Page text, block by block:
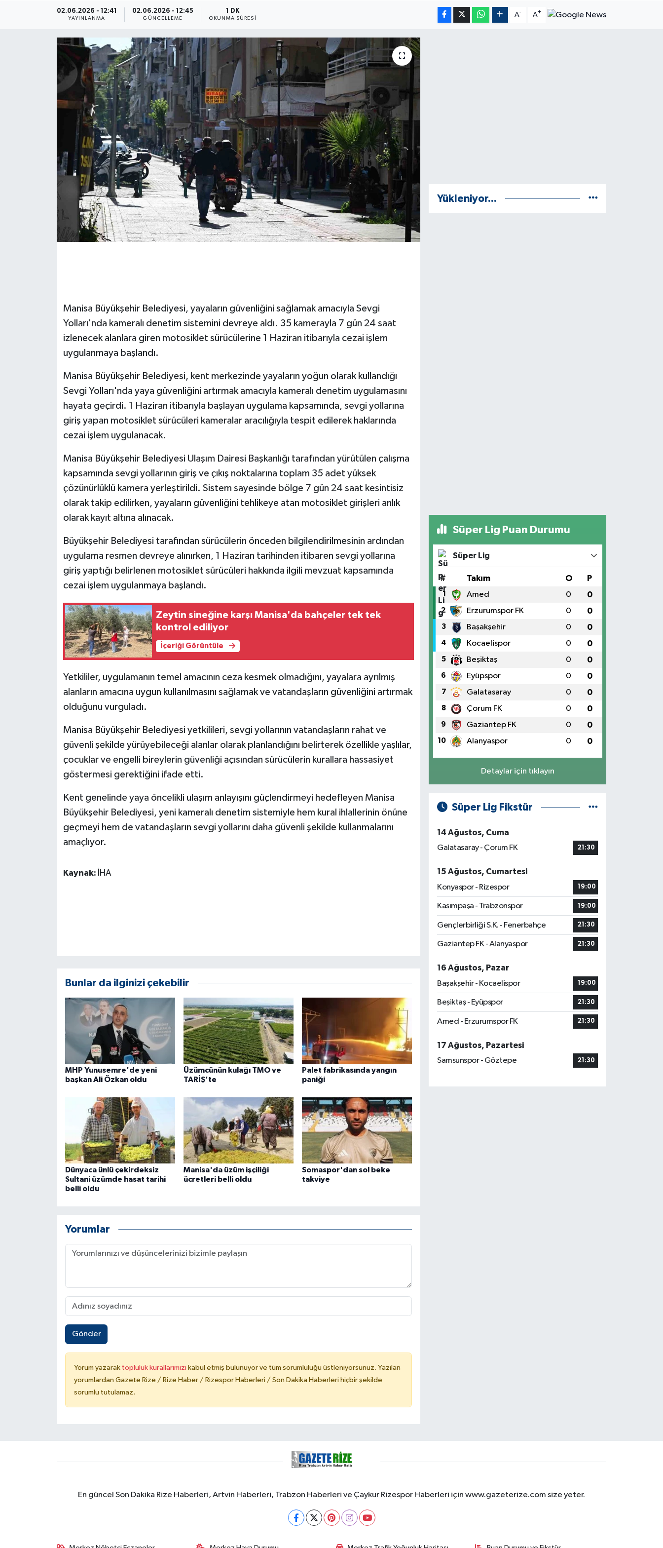
02.06.2026 - 12:41
YAYINLANMA
02.06.2026 - 12:45
GÜNCELLEME
1 DK
OKUNMA SÜRESI
A- A+
Manisa Büyükşehir Belediyesi, yayaların güvenliğini sağlamak amacıyla Sevgi
Yolları'nda kameralı denetim sistemini devreye aldı. 35 kamerayla 7 gün 24 saat
izlenecek alanlara giren motosiklet sürücülerine 1 Haziran itibarıyla cezai işlem
uygulanmaya başlandı.
Manisa Büyükşehir Belediyesi, kent merkezinde yayaların yoğun olarak kullandığı
Sevgi Yolları'nda yaya güvenliğini artırmak amacıyla kameralı denetim uygulamasını
hayata geçirdi. 1 Haziran itibarıyla başlayan uygulama kapsamında, sevgi yollarına
giriş yapan motosiklet sürücüleri kameralar aracılığıyla tespit edilerek haklarında
cezai işlem uygulanacak.
Manisa Büyükşehir Belediyesi Ulaşım Dairesi Başkanlığı tarafından yürütülen çalışma
kapsamında sevgi yollarının giriş ve çıkış noktalarına toplam 35 adet yüksek
çözünürlüklü kamera yerleştirildi. Sistem sayesinde bölge 7 gün 24 saat kesintisiz
olarak takip edilirken, yayaların güvenliğini tehlikeye atan motosiklet girişleri anlık
olarak kayıt altına alınacak.
Büyükşehir Belediyesi tarafından sürücülerin önceden bilgilendirilmesinin ardından
uygulama resmen devreye alınırken, 1 Haziran tarihinden itibaren sevgi yollarına
giriş yaptığı belirlenen motosiklet sürücüleri hakkında ilgili mevzuat kapsamında
cezai işlem uygulanmaya başlandı.
Zeytin sineğine karşı Manisa'da bahçeler tek tek
kontrol ediliyor
İçeriği Görüntüle
Yetkililer, uygulamanın temel amacının ceza kesmek olmadığını, yayalara ayrılmış
alanların amacına uygun kullanılmasını sağlamak ve vatandaşların güvenliğini artırmak
olduğunu vurguladı.
Manisa Büyükşehir Belediyesi yetkilileri, sevgi yollarının vatandaşların rahat ve
güvenli şekilde yürüyebileceği alanlar olarak planlandığını belirterek özellikle yaşlılar,
çocuklar ve engelli bireylerin güvenliği açısından sürücülerin kurallara hassasiyet
göstermesi gerektiğini ifade etti.
Kent genelinde yaya öncelikli ulaşım anlayışını güçlendirmeyi hedefleyen Manisa
Büyükşehir Belediyesi, yeni kameralı denetim sistemiyle hem kural ihlallerinin önüne
geçmeyi hem de vatandaşların sevgi yollarını daha güvenli şekilde kullanmalarını
amaçlıyor.
Kaynak: İHA
Bunlar da ilginizi çekebilir
MHP Yunusemre'de yeni
başkan Ali Özkan oldu
Üzümcünün kulağı TMO ve
TARİŞ'te
Palet fabrikasında yangın
paniği
Dünyaca ünlü çekirdeksiz
Sultani üzümde hasat tarihi
belli oldu
Manisa'da üzüm işçiliği
ücretleri belli oldu
Somaspor'dan sol beke
takviye
Yorumlar
Gönder
Yorum yazarak topluluk kurallarımızı kabul etmiş bulunuyor ve tüm sorumluluğu üstleniyorsunuz. Yazılan
yorumlardan Gazete Rize / Rize Haber / Rizespor Haberleri / Son Dakika Haberleri hiçbir şekilde
sorumlu tutulamaz.
Yükleniyor...
Süper Lig Puan Durumu
Süper Lig
# Takım O P
1 Amed 0 0
2 Erzurumspor FK 0 0
3 Başakşehir 0 0
4 Kocaelispor 0 0
5 Beşiktaş 0 0
6 Eyüpspor 0 0
7 Galatasaray 0 0
8 Çorum FK 0 0
9 Gaziantep FK 0 0
10 Alanyaspor 0 0
Detaylar için tıklayın
Süper Lig Fikstür
14 Ağustos, Cuma
Galatasaray - Çorum FK
21:30
15 Ağustos, Cumartesi
Konyaspor - Rizespor
19:00
Kasımpaşa - Trabzonspor 19:00
Gençlerbirliği S.K. - Fenerbahçe 21:30
Gaziantep FK - Alanyaspor 21:30
16 Ağustos, Pazar
Başakşehir - Kocaelispor
19:00
Beşiktaş - Eyüpspor 21:30
Amed - Erzurumspor FK 21:30
17 Ağustos, Pazartesi
Samsunspor - Göztepe
21:30
En güncel Son Dakika Rize Haberleri, Artvin Haberleri, Trabzon Haberleri ve Çaykur Rizespor Haberleri için www.gazeterize.com size yeter.
Dış Haberler
EĞİTİM
English News
Flaş Haber
Gayrimenkul
HABERDE İNSAN
Jandarma
MAGAZİN
POLİTİKA
TEKNOLOJİ
ÜLKE GÜNDEMİ
Yerel Haberler